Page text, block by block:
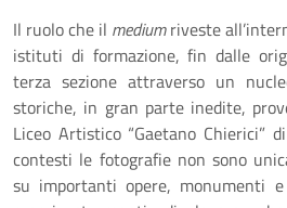
Il ruolo che il mediumriveste
istituti di formazione, fin dalle
terza sezione attraverso un
storiche, in gran parte inedite,
Liceo Artistico “Gaetano Chierici”
contesti le fotografie non sono
su importanti opere, monumenti